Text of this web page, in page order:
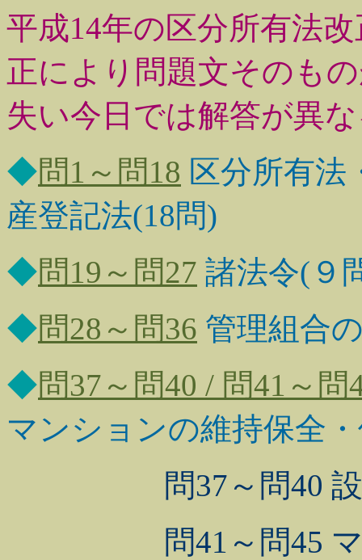
平成14年の区分所有法
正により問題文そのも
失い今日では解答が異
◆問1～問18 区分所有法
産登記法(18問)
◆問19～問27 諸法令(９
◆問28～問36 管理組合
◆問37～問40 / 問41～問
マンションの維持保全
問37～問40
問41～問45 マン